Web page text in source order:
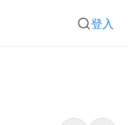
登入